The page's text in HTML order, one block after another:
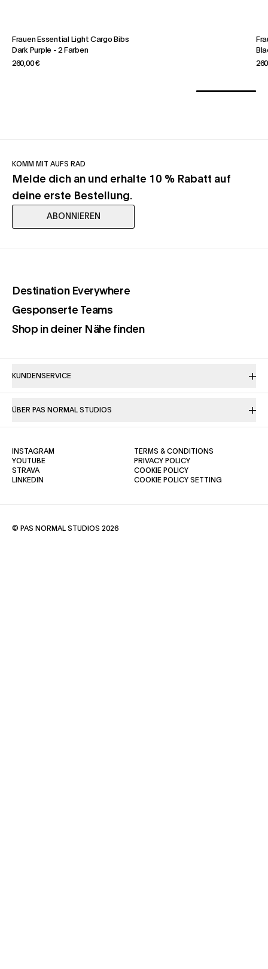
Frauen Essential Light Cargo Bibs
Dark Purple -2 Farben
260,00 €
KOMM MIT AUFS RAD
Melde dich an und erhalte 10 % Rabatt auf
deine erste Bestellung.
ABONNIEREN
Destination Everywhere(opens in a new tab)
Gesponserte Teams(opens in a new tab)
Shop in deiner Nähe finden(opens in a new tab)
KUNDENSERVICE
ÜBER PAS NORMAL STUDIOS
TERMS & CONDITIONS
PRIVACY POLICY(OPENS IN A NEW TAB)
COOKIE POLICY(OPENS IN A NEW TAB)
COOKIE POLICY SETTING
INSTAGRAM
YOUTUBE(OPENS IN A NEW TAB)
STRAVA(OPENS IN A NEW TAB)
LINKEDIN
© PAS NORMAL STUDIOS 2026